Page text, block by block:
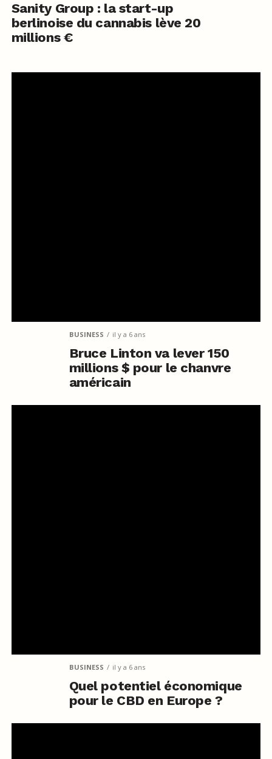
Sanity Group : la start-up
berlinoise du cannabis lève 20
millions €
BUSINESS il y a 6 ans
Bruce Linton va lever 150
millions $ pour le chanvre
américain
BUSINESS il y a 6 ans
Quel potentiel économique
pour le CBD en Europe ?